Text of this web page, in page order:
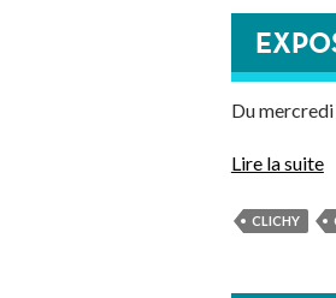
Accés
Du
Lire la suite
CLICHY